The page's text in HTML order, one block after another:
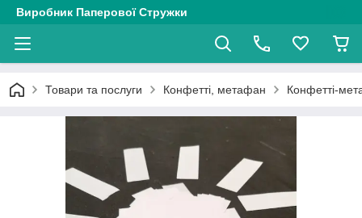
Виробник Паперової Стружки
Товари та послуги Конфетті, метафан Конфетті-